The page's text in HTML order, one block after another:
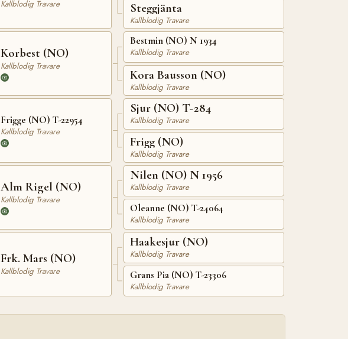
Kallblodig Travare
Korbest (NO)
Kallblodig Travare
Frigge (NO) T-22954
Kallblodig Travare
Alm Rigel (NO)
Kallblodig Travare
Frk. Mars (NO)
Kallblodig Travare
Steggjänta
Kallblodig Travare
Bestmin (NO) N 1934
Kallblodig Travare
Kora Bausson (NO)
Kallblodig Travare
Sjur (NO) T-284
Kallblodig Travare
Frigg (NO)
Kallblodig Travare
Nilen (NO) N 1956
Kallblodig Travare
Oleanne (NO) T-24064
Kallblodig Travare
Haakesjur (NO)
Kallblodig Travare
Grans Pia (NO) T-23306
Kallblodig Travare